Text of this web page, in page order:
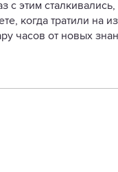
с этим
когда тратили на
часов от новых